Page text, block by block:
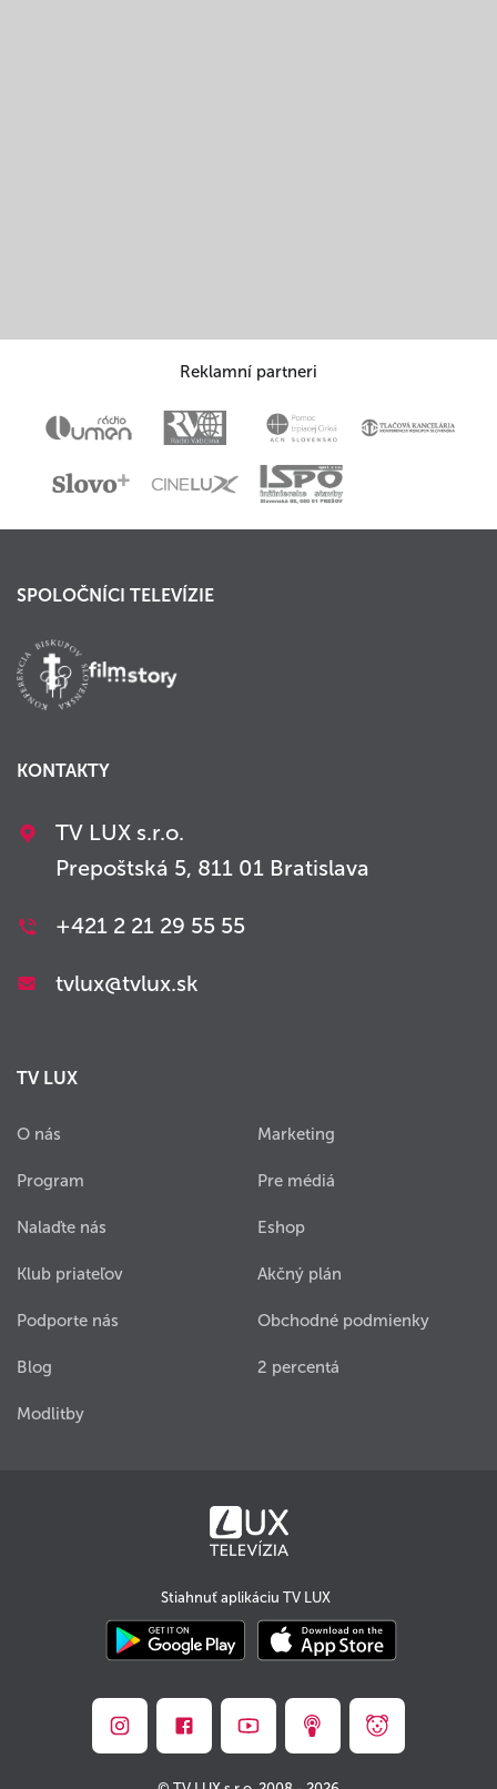
Reklamní partneri
SPOLOČNÍCI TELEVÍZIE
KONTAKTY
TV LUX s.r.o.
Prepoštská 5, 811 01 Bratislava
+421 2 21 29 55 55
tvlux@tvlux.sk
TV LUX
O nás
Program
Nalaďte nás
Klub priateľov
Podporte nás
Blog
Modlitby
Marketing
Pre médiá
Eshop
Akčný plán
Obchodné podmienky
2 percentá
Stiahnuť aplikáciu TV LUX